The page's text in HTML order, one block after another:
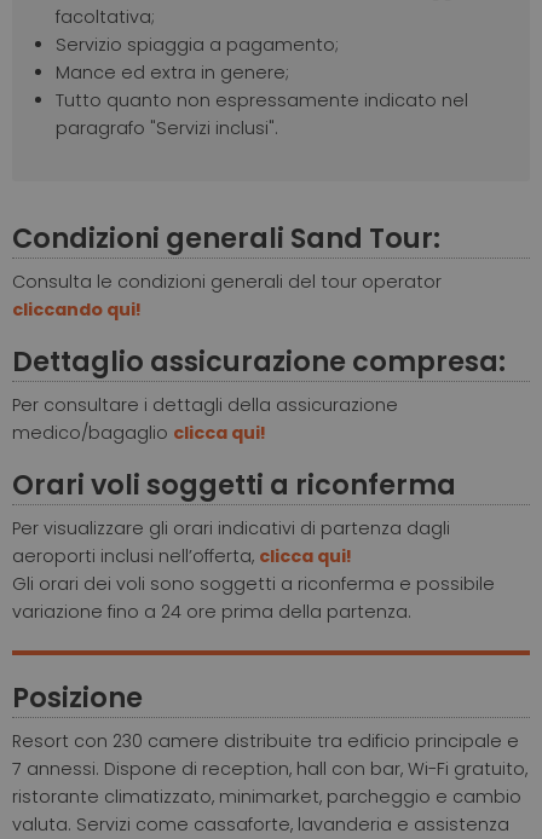
facoltativa;
Servizio spiaggia a pagamento;
Mance ed extra in genere;
Tutto quanto non espressamente indicato nel
paragrafo "Servizi inclusi".
Condizioni generali Sand Tour:
Consulta le condizioni generali del tour operator
cliccando qui!
Dettaglio assicurazione compresa:
Per consultare i dettagli della assicurazione
medico/bagaglio clicca qui!
Orari voli soggetti a riconferma
Per visualizzare gli orari indicativi di partenza dagli
aeroporti inclusi nell’offerta, clicca qui!
Gli orari dei voli sono soggetti a riconferma e possibile
variazione fino a 24 ore prima della partenza.
Posizione
Resort con 230 camere distribuite tra edificio principale e
7 annessi. Dispone di reception, hall con bar, Wi-Fi gratuito,
ristorante climatizzato, minimarket, parcheggio e cambio
valuta. Servizi come cassaforte, lavanderia e assistenza